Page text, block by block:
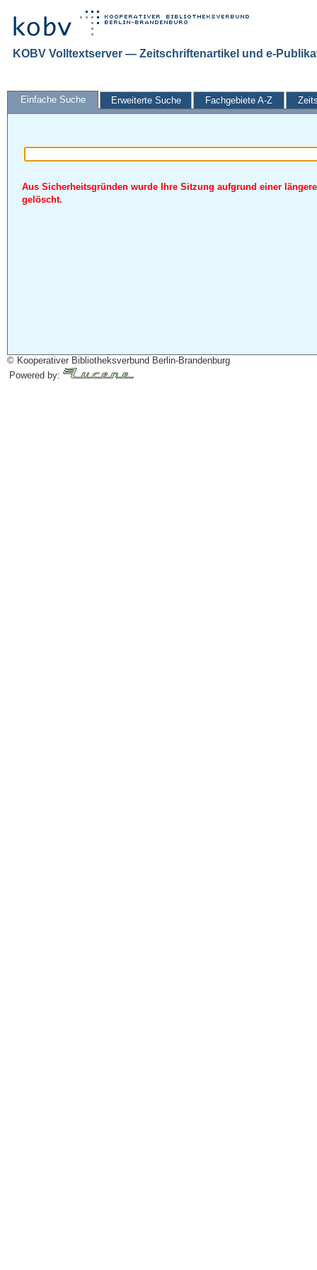
KOBV Volltextserver — Zeitschriftenartikel und e-
Einfache Suche Erweiterte Suche Fachgebiete A-Z
Aus Sicherheitsgründen wurde Ihre Sitzung aufgrund einer
gelöscht.
© Kooperativer Bibliotheksverbund Berlin-Brandenburg
Powered by: